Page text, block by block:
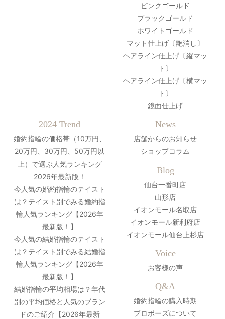
ピンクゴールド
ブラックゴールド
ホワイトゴールド
マット仕上げ〔艶消し〕
ヘアライン仕上げ〔縦マッ
ト〕
ヘアライン仕上げ〔横マッ
ト〕
鏡面仕上げ
2024 Trend
婚約指輪の価格帯（10万円、
20万円、30万円、50万円以
上）で選ぶ人気ランキング
2026年最新版！
今人気の婚約指輪のテイスト
は？テイスト別でみる婚約指
輪人気ランキング【2026年
最新版！】
今人気の結婚指輪のテイスト
は？テイスト別でみる結婚指
輪人気ランキング【2026年
最新版！】
結婚指輪の平均相場は？年代
別の平均価格と人気のブラン
ドのご紹介【2026年最新
News
店舗からのお知らせ
ショップコラム
Blog
仙台一番町店
山形店
イオンモール名取店
イオンモール新利府店
イオンモール仙台上杉店
Voice
お客様の声
Q&A
婚約指輪の購入時期
プロポーズについて